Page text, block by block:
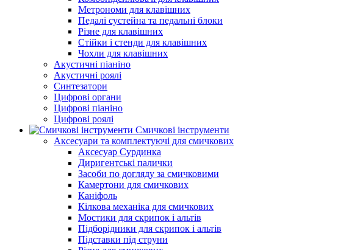
Метрономи для клавішних
Педалі сустейна та педальні блоки
Різне для клавішних
Стійки і стенди для клавішних
Чохли для клавішних
Акустичні піаніно
Акустичні роялі
Синтезатори
Цифрові органи
Цифрові піаніно
Цифрові роялі
Смичкові інструменти
Аксесуари та комплектуючі для смичкових
Аксесуар Сурдинка
Диригентські палички
Засоби по догляду за смичковими
Камертони для смичкових
Каніфоль
Кілкова механіка для смичкових
Мостики для скрипок і альтів
Підборiдники для скрипок і альтів
Підставки під струни